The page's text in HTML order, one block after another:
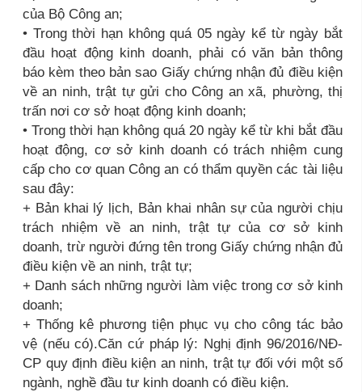
của Bộ Công an;
• Trong thời hạn không quá 05 ngày kể từ ngày bắt
đầu hoạt động kinh doanh, phải có văn bản thông
báo kèm theo bản sao Giấy chứng nhận đủ điều kiện
về an ninh, trật tự gửi cho Công an xã, phường, thị
trấn nơi cơ sở hoạt động kinh doanh;
• Trong thời hạn không quá 20 ngày kể từ khi bắt đầu
hoạt động, cơ sở kinh doanh có trách nhiệm cung
cấp cho cơ quan Công an có thẩm quyền các tài liệu
sau đây:
+ Bản khai lý lịch, Bản khai nhân sự của người chịu
trách nhiệm về an ninh, trật tự của cơ sở kinh
doanh, trừ người đứng tên trong Giấy chứng nhận đủ
điều kiện về an ninh, trật tự;
+ Danh sách những người làm việc trong cơ sở kinh
doanh;
+ Thống kê phương tiện phục vụ cho công tác bảo
vệ (nếu có).Căn cứ pháp lý: Nghị định 96/2016/NĐ-
CP quy định điều kiện an ninh, trật tự đối với một số
ngành, nghề đầu tư kinh doanh có điều kiện.